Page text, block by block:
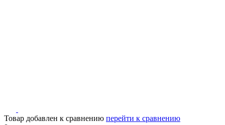
Товар добавлен к сравнению перейти к сравнению